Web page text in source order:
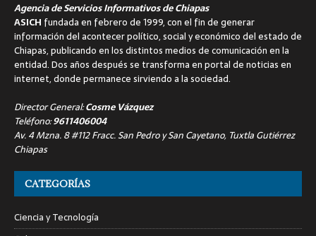
Agencia de Servicios Informativos de Chiapas
ASICH fundada en febrero de 1999, con el fin de generar
información del acontecer político, social y económico del estado de
Chiapas, publicando en los distintos medios de comunicación en la
entidad. Dos años después se transforma en portal de noticias en
internet, donde permanece sirviendo a la sociedad.
Director General:Cosme Vázquez
Teléfono:9611406004
Av. 4 Mzna. 8 #112 Fracc. San Pedro y San Cayetano, Tuxtla Gutiérrez
Chiapas
CATEGORÍAS
Ciencia y Tecnología